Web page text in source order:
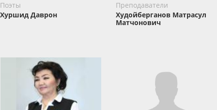
Поэты
Хуршид Даврон
Преподаватели
Худойберганов Матрасул
Матчонович